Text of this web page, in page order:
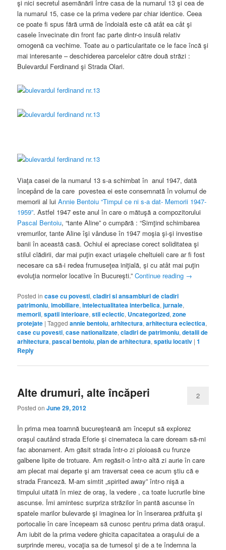
şi nici secretul asemănării între casa de la numarul 13 şi cea de
la numarul 15, case ce la prima vedere par chiar identice. Ceea
ce poate fi spus fără urmă de îndoială este că atât ea cât şi
casele învecinate din front fac parte dintr-o insulă relativ
omogenă ca vechime. Toate au o particularitate ce le face încă şi
mai interesante – deschiderea parcelelor către două străzi :
Bulevardul Ferdinand şi Strada Olari.
Viaţa casei de la numarul 13 s-a schimbat în anul 1947, dată
începând de la care povestea ei este consemnată în volumul de
memorii al luiAnnie Bentoiu “Timpul ce ni s-a dat- Memorii 1947-
1959”. Astfel 1947 este anul în care o mătuşă a compozitorului
Pascal Bentoiu, “tante Aline” o cumpără : “Simţind schimbarea
vremurilor, tante Aline îşi vânduse în 1947 moşia şi-şi investise
banii în această casă. Ochiul ei apreciase corect soliditatea şi
stilul clădirii, dar mai puţin exact uriaşele cheltuieli care ar fi fost
necesare ca să-i redea frumuseţea iniţială, şi cu atât mai puţin
evoluţia normelor locative în Bucureşti.”Continue reading →
Posted in case cu povesti,cladiri si ansambluri de cladiri
patrimoniu,imobiliare,intelectualitatea interbelica,jurnale,
memorii,spatii interioare,stil eclectic, Uncategorized,zone
protejate |Tagged annie bentoiu,arhitectura,arhitectura eclectica,
case cu povesti,case nationalizate,cladiri de patrimoniu,detalii de
arhitectura,pascal bentoiu,plan de arhitectura,spatiu locativ |1
Reply
Alte drumuri, alte încăperi
Posted onJune 29, 2012
2
În prima mea toamnă bucureşteană am început să explorez
oraşul cautând strada Eforie şi cinemateca la care doream să-mi
fac abonament. Am găsit strada într-o zi ploioasă cu frunze
galbene lipite de trotuare. Am regăsit-o într-o altă zi aurie în care
am plecat mai departe şi am traversat ceea ce acum ştiu că e
strada Franceză. M-am simtit „spirited away” într-o nişă a
timpului uitată în miez de oraş, la vedere , ca toate lucrurile bine
ascunse. Îmi amintesc surpriza străzilor în pantă ascunse în
spatele marilor bulevarde şi imaginea lor în înserarea prăfuita şi
portocalie în care începeam să cunosc pentru prima dată oraşul.
Am iubit de la prima vedere ghicita capacitatea a oraşului de a
surprinde mereu, vocaţia sa de turnesol şi de a te îndemna la